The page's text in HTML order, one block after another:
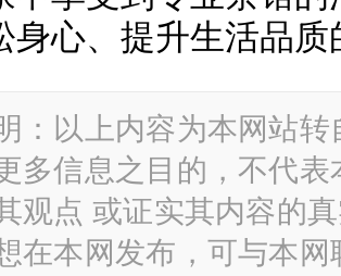
身心、提升生活品质
：以上内容为本网站
多信息之目的，不代
观点 或证实其内容的
在本网发布，可与本